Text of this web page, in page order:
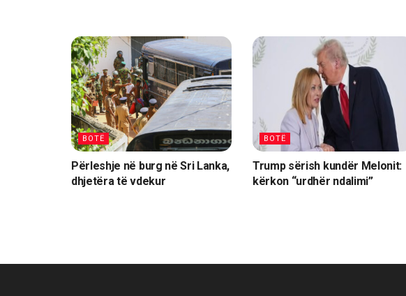
BOTË
Përleshje në burg në Sri Lanka,
dhjetëra të vdekur
BOTË
Trump sërish kundër Melonit:
kërkon “urdhër ndalimi”